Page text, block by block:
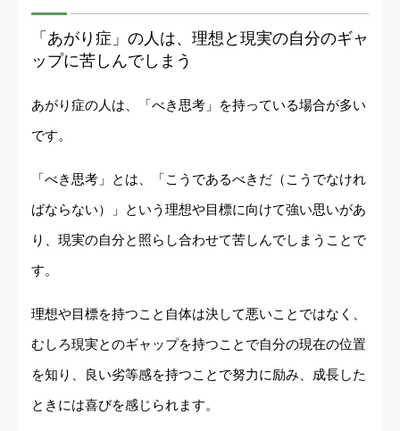
「あがり症」の人は、理想と現実の自分のギャ
ップに苦しんでしまう
あがり症の人は、「べき思考」を持っている場合が多い
です。
「べき思考」とは、「こうであるべきだ（こうでなけれ
ばならない）」という理想や目標に向けて強い思いがあ
り、現実の自分と照らし合わせて苦しんでしまうことで
す。
理想や目標を持つこと自体は決して悪いことではなく、
むしろ現実とのギャップを持つことで自分の現在の位置
を知り、良い劣等感を持つことで努力に励み、成長した
ときには喜びを感じられます。